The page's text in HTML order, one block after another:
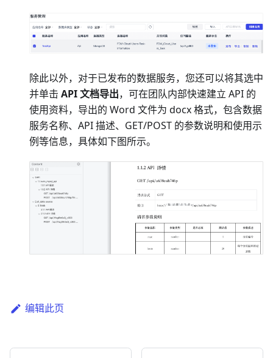
除此以外，对于已发布的数据服务，您还可以将其选中
并单击 API 文档导出，可在团队内部快速建立 API 的
使用资料，导出的 Word 文件为 docx 格式，包含数据
服务名称、API 描述、GET/POST 的参数说明和使用示
例等信息，具体如下图所示。
编辑此页